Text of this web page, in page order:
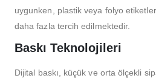
uygunken, plastik veya folyo
daha fazla tercih edilmektedir.
Baskı Teknolojileri
Dijital baskı, küçük ve orta ölçekli